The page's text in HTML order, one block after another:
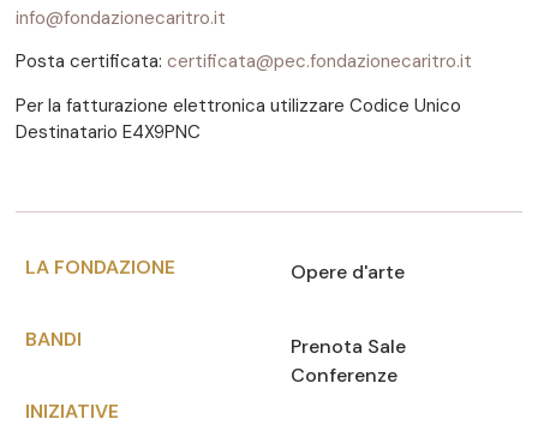
info@fondazionecaritro.it
Posta certificata: certificata@pec.fondazionecaritro.it
Per la fatturazione elettronica utilizzare Codice Unico
Destinatario E4X9PNC
LA FONDAZIONE
BANDI
INIZIATIVE
Opere d'arte
Prenota Sale
Conferenze